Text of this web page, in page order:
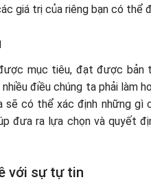
giá trị của riêng bạn có thể
mục tiêu, đạt được bản
điều chúng ta phải làm
sẽ có thể xác định những gì
đưa ra lựa chọn và quyết
với sự tự tin